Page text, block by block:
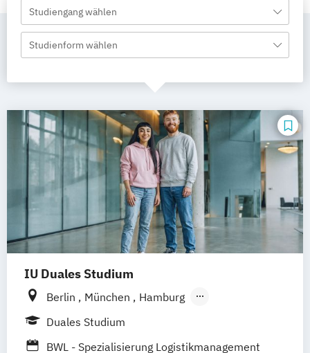
Studiengang wählen
Studienform wählen
IU Duales Studium
Berlin München
Hamburg
Frankfurt am Main
Duales Studium
BWL - Spezialisierung Logistikmanagement